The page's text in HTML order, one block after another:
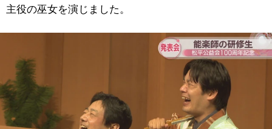
主役の巫女を演じました。